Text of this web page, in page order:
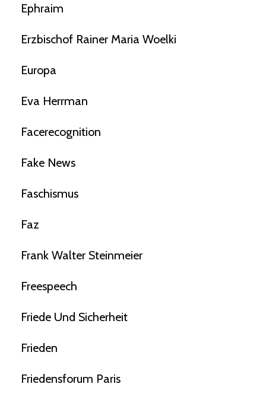
Ephraim
Erzbischof Rainer Maria Woelki
Europa
Eva Herrman
Facerecognition
Fake News
Faschismus
Faz
Frank Walter Steinmeier
Freespeech
Friede Und Sicherheit
Frieden
Friedensforum Paris